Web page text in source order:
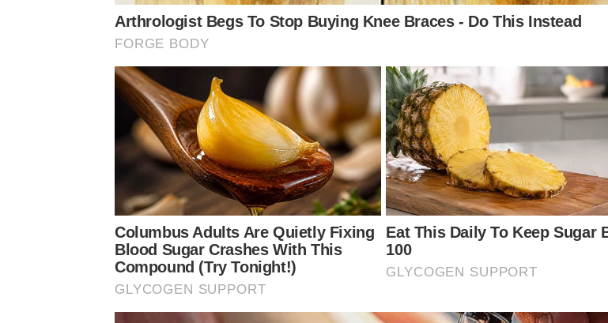
Arthrologist Begs To Stop Buying Knee Braces - Do This Instead
FORGE BODY
Columbus Adults Are Quietly Fixing
Blood Sugar Crashes With This
Compound (Try Tonight!)
GLYCOGEN SUPPORT
Eat This Daily To Keep Sugar
100
GLYCOGEN SUPPORT